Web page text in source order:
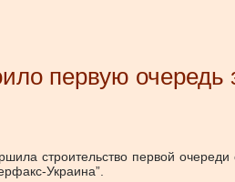
первую
строительство первой
Украина”.